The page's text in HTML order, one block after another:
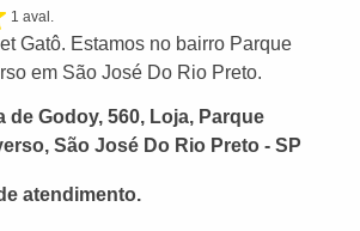
1 aval.
Gatô. Estamos no bairro Parque
em São José Do Rio Preto.
de Godoy, 560, Loja, Parque
São José Do Rio Preto - SP
atendimento.